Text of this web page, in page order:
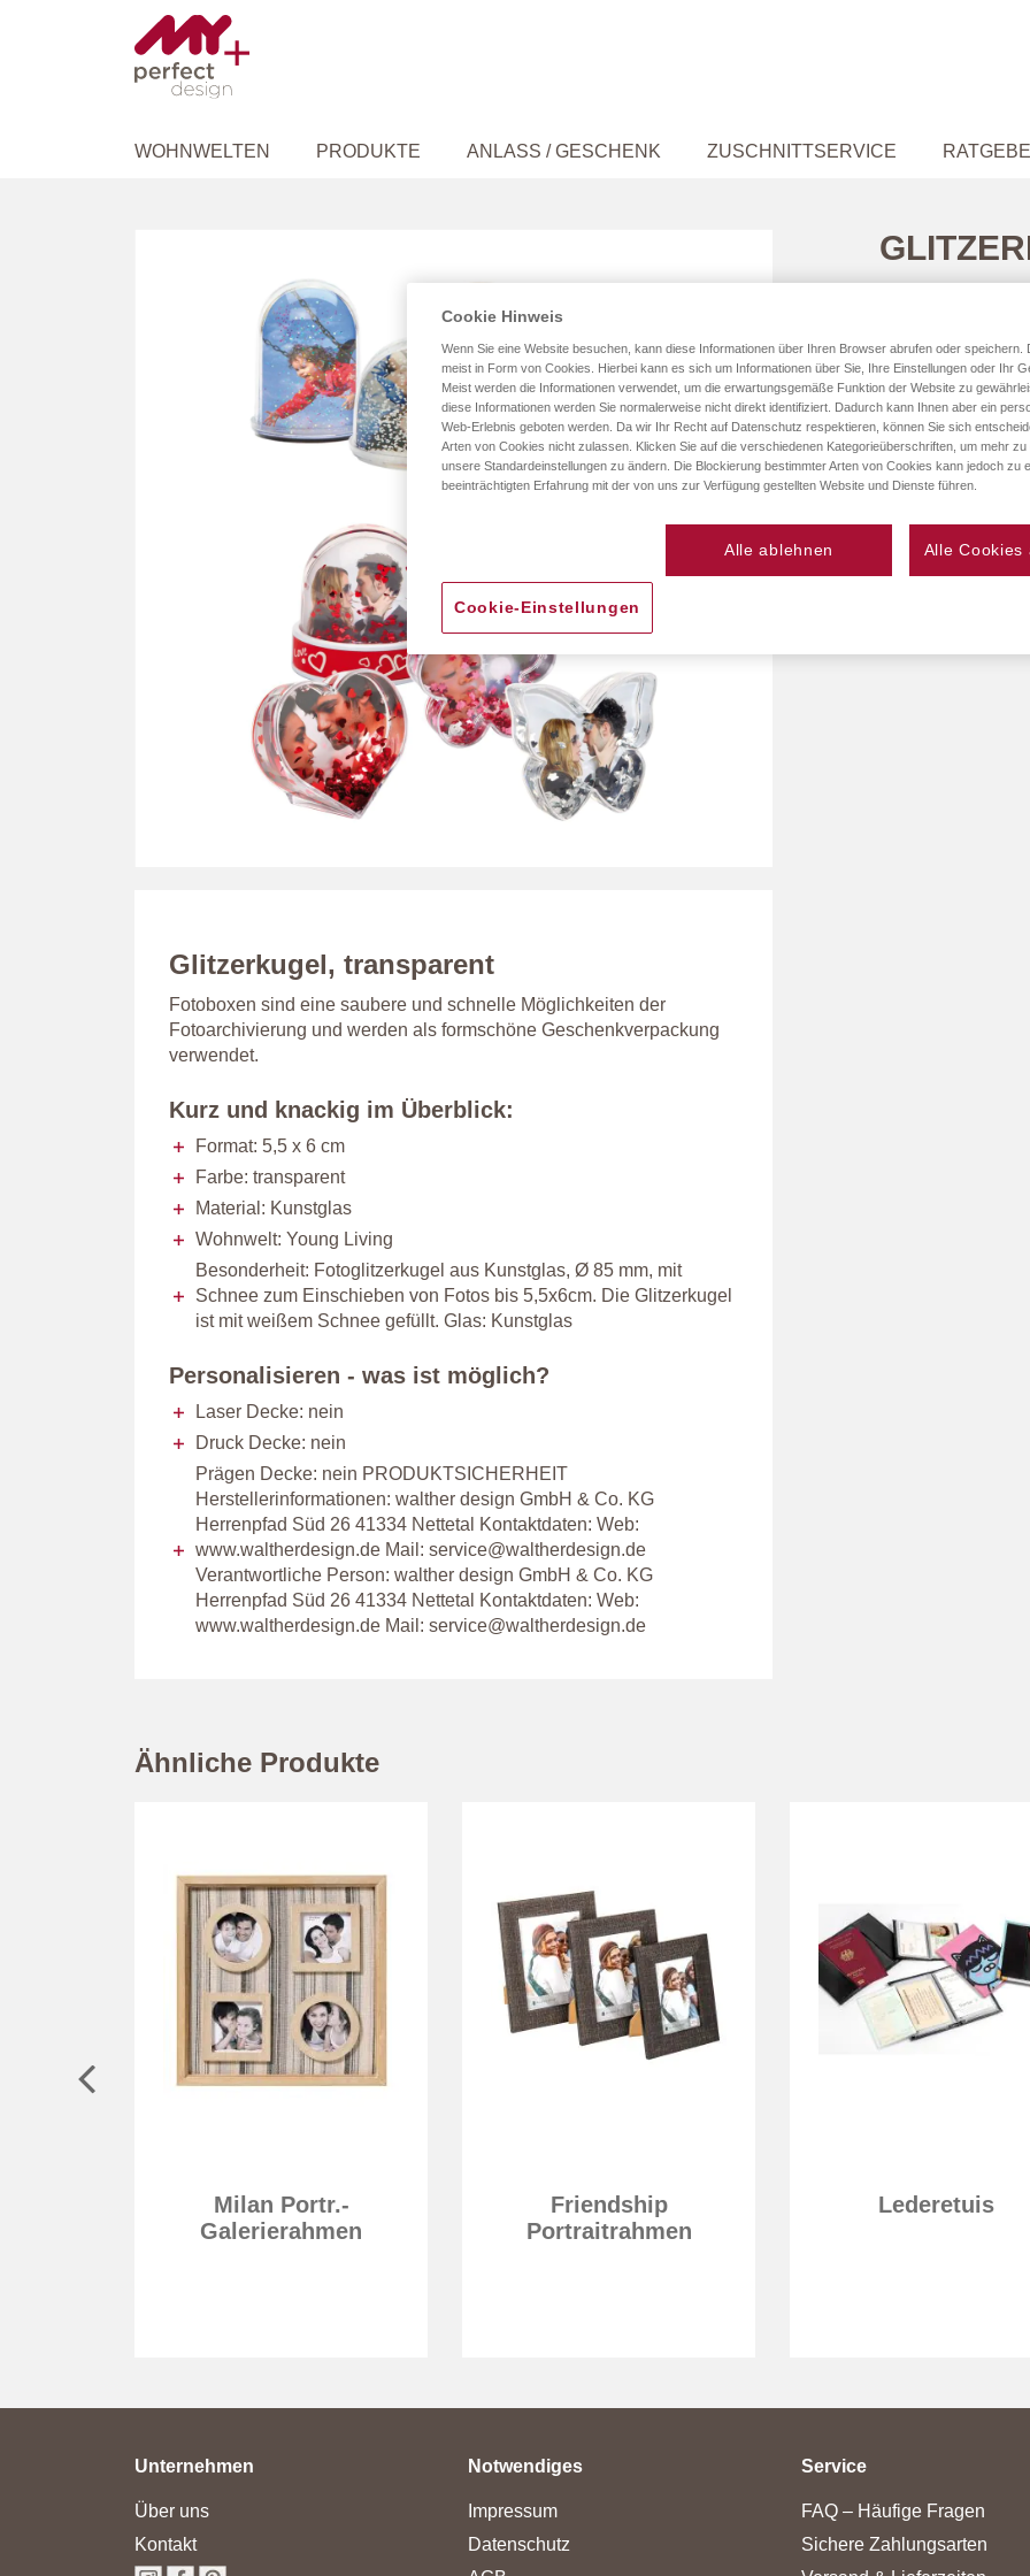
WOHNWELTEN PRODUKTE ANLASS / GESCHENK ZUSCHNITTSERVICE
Größe
Farbe
Bildergalerie
springen
Glitzerkugel, transparent
Fotoboxen sind eine saubere und schnelle Möglichkeiten der
Fotoarchivierung und werden als formschöne Geschenkverpackung
verwendet.
Kurz und knackig im Überblick:
Format: 5,5 x 6 cm
Farbe: transparent
Material: Kunstglas
Wohnwelt: Young Living
Besonderheit: Fotoglitzerkugel aus Kunstglas, Ø 85 mm, mit
Schnee zum Einschieben von Fotos bis 5,5x6cm. Die Glitzerkugel
ist mit weißem Schnee gefüllt. Glas: Kunstglas
Personalisieren - was ist möglich?
Laser Decke: nein
Druck Decke: nein
Prägen Decke: nein PRODUKTSICHERHEIT
Herstellerinformationen: walther design GmbH & Co. KG
Herrenpfad Süd 26 41334 Nettetal Kontaktdaten: Web:
www.waltherdesign.de Mail: service@waltherdesign.de
Verantwortliche Person: walther design GmbH & Co. KG
Herrenpfad Süd 26 41334 Nettetal Kontaktdaten: Web:
www.waltherdesign.de Mail: service@waltherdesign.de
Ähnliche Produkte
Milan Portr.-
Galerierahmen
Friendship
Portraitrahmen
Lederetuis
Unternehmen
Über uns
Kontakt
Notwendiges
Impressum
Datenschutz
Service
FAQ – Häufige Fragen
Sichere Zahlungsarten
Cookie Hinweis
Wenn Sie eine Website besuchen, kann diese Informationen über Ihren Browser abrufen oder speichern.
meist in Form von Cookies. Hierbei kann es sich um Informationen über Sie, Ihre Einstellungen oder Ihr
Meist werden die Informationen verwendet, um die erwartungsgemäße Funktion der Website zu
diese Informationen werden Sie normalerweise nicht direkt identifiziert. Dadurch kann Ihnen aber ein
Web-Erlebnis geboten werden. Da wir Ihr Recht auf Datenschutz respektieren, können Sie sich
Arten von Cookies nicht zulassen. Klicken Sie auf die verschiedenen Kategorieüberschriften, um mehr zu
unsere Standardeinstellungen zu ändern. Die Blockierung bestimmter Arten von Cookies kann jedoch zu
beeinträchtigten Erfahrung mit der von uns zur Verfügung gestellten Website und Dienste führen.
Alle ablehnen Alle Cookies
Cookie-Einstellungen